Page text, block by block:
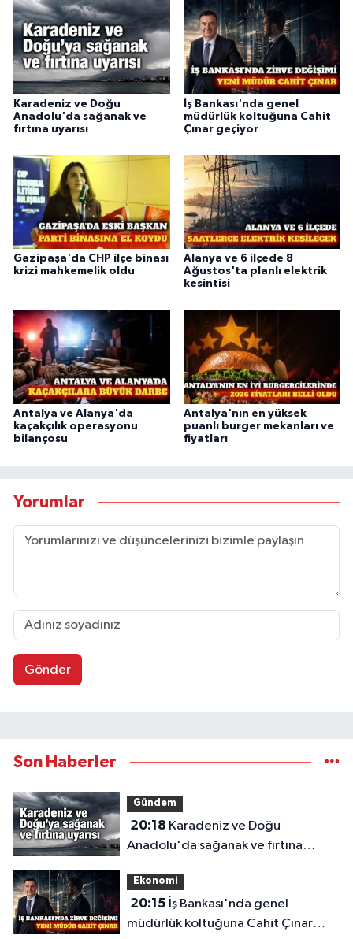
Karadeniz ve Doğu
Anadolu'da sağanak ve
fırtına uyarısı
İş Bankası'nda genel
müdürlük koltuğuna Cahit
Çınar geçiyor
Gazipaşa'da CHP ilçe binası
krizi mahkemelik oldu
Alanya ve 6 ilçede 8
Ağustos'ta planlı elektrik
kesintisi
Antalya ve Alanya'da
kaçakçılık operasyonu
bilançosu
Antalya'nın en yüksek
puanlı burger mekanları ve
fiyatları
Yorumlar
Gönder
Son Haberler
Gündem
20:18
Anadolu'da sağanak ve fırtına
uyarısı
Ekonomi
20:15
müdürlük koltuğuna Cahit Çınar